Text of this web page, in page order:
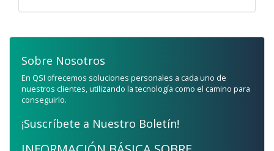
Sobre Nosotros
En QSI ofrecemos soluciones personales a cada uno de
nuestros clientes, utilizando la tecnología como el camino para
conseguirlo.
¡Suscríbete a Nuestro Boletín!